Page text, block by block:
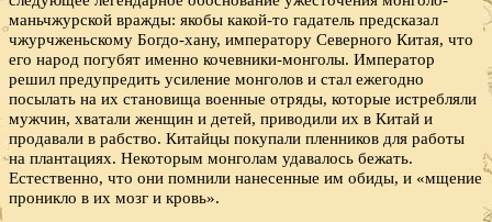
маньчжурской вражды: якобы какой-то гадатель предсказал
чжурчженьскому Богдо-хану, императору Северного Китая, что
его народ погубят именно кочевники-монголы. Император
решил предупредить усиление монголов и стал ежегодно
посылать на их становища военные отряды, которые истребляли
мужчин, хватали женщин и детей, приводили их в Китай и
продавали в рабство. Китайцы покупали пленников для работы
на плантациях. Некоторым монголам удавалось бежать.
Естественно, что они помнили нанесенные им обиды, и «мщение
проникло в их мозг и кровь».